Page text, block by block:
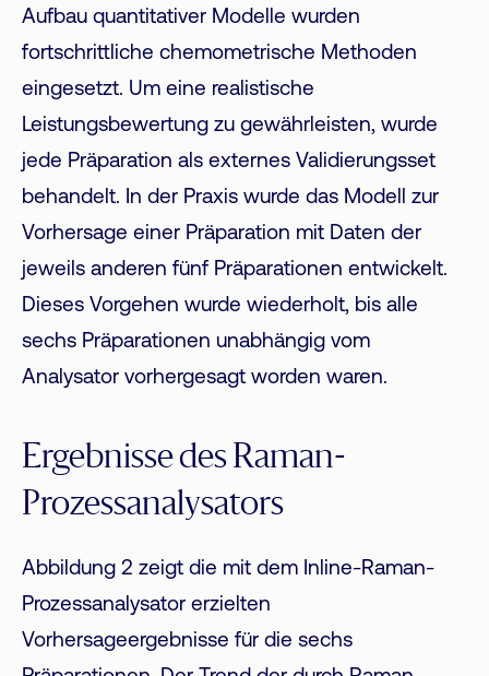
Aufbau quantitativer Modelle wurden
fortschrittliche chemometrische Methoden
eingesetzt. Um eine realistische
Leistungsbewertung zu gewährleisten, wurde
jede Präparation als externes Validierungsset
behandelt. In der Praxis wurde das Modell zur
Vorhersage einer Präparation mit Daten der
jeweils anderen fünf Präparationen entwickelt.
Dieses Vorgehen wurde wiederholt, bis alle
sechs Präparationen unabhängig vom
Analysator vorhergesagt worden waren.
Ergebnisse des Raman-
Prozessanalysators
Abbildung 2 zeigt die mit dem Inline-Raman-
Prozessanalysator erzielten
Vorhersageergebnisse für die sechs